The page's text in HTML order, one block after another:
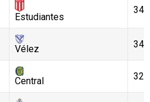
Estudiantes
34
Vélez 34
Central 32